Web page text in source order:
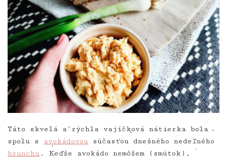
Táto skvelá a rýchla vajíčková nátierka bola
spolu s
avokádovou súčasťou dnešného nedeľného
brunchu . Keďže avokádo nemôžem (smútok),